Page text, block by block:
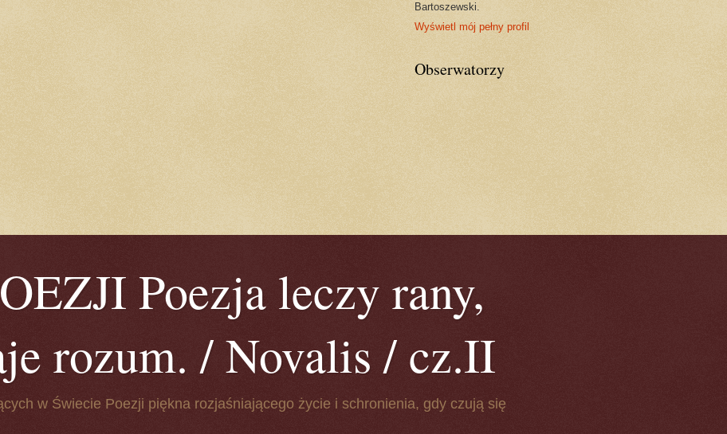
Bartoszewski.
Wyświetl mój pełny profil
Obserwatorzy
Poezja leczy rany,
rozum. / Novalis / cz.II
w Świecie Poezji piękna rozjaśniającego życie i schronienia, gdy czują się